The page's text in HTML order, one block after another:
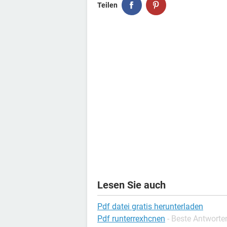
Teilen
Lesen Sie auch
Pdf datei gratis herunterladen
Pdf runterrexhcnen - Beste